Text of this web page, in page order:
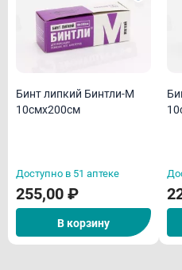
Бинт липкий Бинтли-М
10смх200см
Доступно в 51 аптеке
255,00 ₽
В корзину